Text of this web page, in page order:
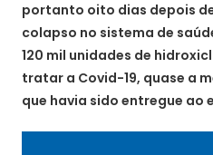
portanto oito dias depois
colapso no sistema de
120 mil unidades de
tratar a Covid-19, quase a
que havia sido entregue ao